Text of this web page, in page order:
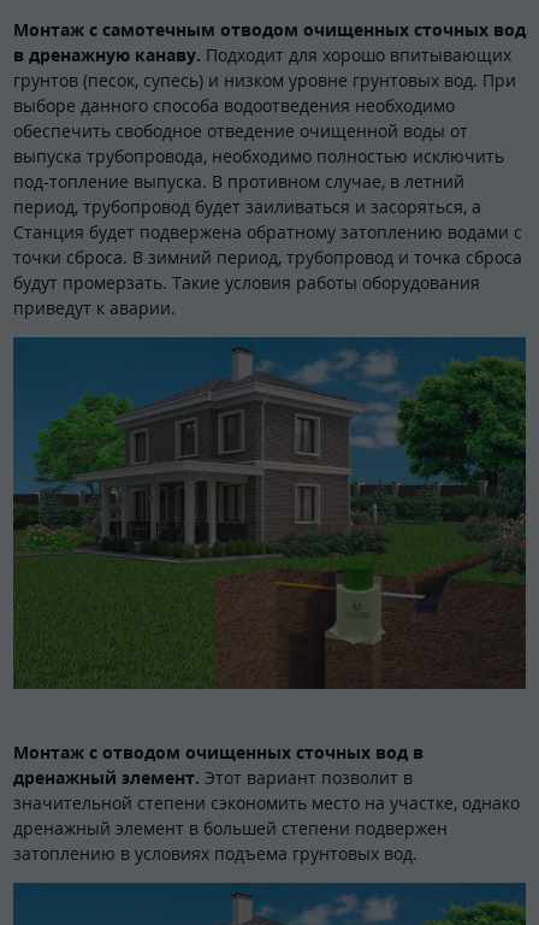
Монтаж с самотечным отводом очищенных сточных вод
в дренажную канаву. Подходит для хорошо впитывающих
грунтов (песок, супесь) и низком уровне грунтовых вод. При
выборе данного способа водоотведения необходимо
обеспечить свободное отведение очищенной воды от
выпуска трубопровода, необходимо полностью исключить
под-топление выпуска. В противном случае, в летний
период, трубопровод будет заиливаться и засоряться, а
Станция будет подвержена обратному затоплению водами с
точки сброса. В зимний период, трубопровод и точка сброса
будут промерзать. Такие условия работы оборудования
приведут к аварии.
Монтаж с отводом очищенных сточных вод в
дренажный элемент. Этот вариант позволит в
значительной степени сэкономить место на участке, однако
дренажный элемент в большей степени подвержен
затоплению в условиях подъема грунтовых вод.